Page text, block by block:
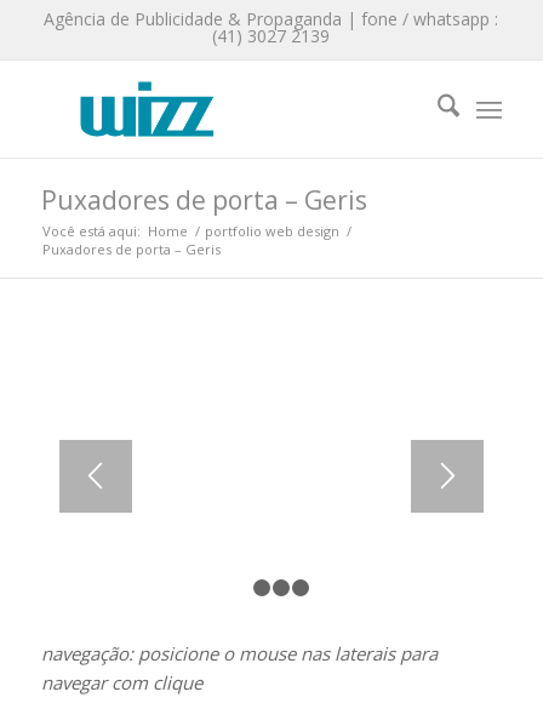
Agência de Publicidade & Propaganda | fone / whatsapp :
(41) 3027 2139
Puxadores de porta – Geris
Você está aqui: Home / portfolio web design /
Puxadores de porta – Geris
navegação: posicione o mouse nas laterais para
navegar com clique